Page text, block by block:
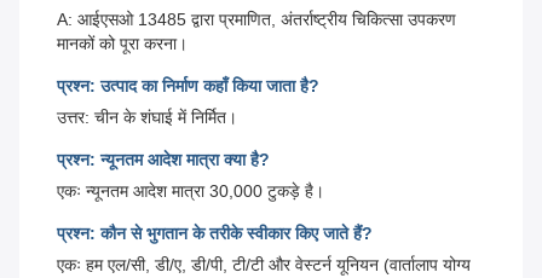
A: आईएसओ 13485 द्वारा प्रमाणित, अंतर्राष्ट्रीय चिकित्सा उपकरण
मानकों को पूरा करना।
प्रश्न: उत्पाद का निर्माण कहाँ किया जाता है?
उत्तर: चीन के शंघाई में निर्मित।
प्रश्न: न्यूनतम आदेश मात्रा क्या है?
एकः न्यूनतम आदेश मात्रा 30,000 टुकड़े है।
प्रश्न: कौन से भुगतान के तरीके स्वीकार किए जाते हैं?
एकः हम एल/सी, डी/ए, डी/पी, टी/टी और वेस्टर्न यूनियन (वार्तालाप योग्य